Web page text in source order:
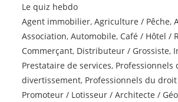
Le quiz hebdo
Agent immobilier,Agriculture / Pêche,
Association,Automobile, Café / Hôtel /
Commerçant, Distributeur / Grossiste,
Prestataire de services, Professionnels
divertissement, Professionnels du
Promoteur / Lotisseur / Architecte /